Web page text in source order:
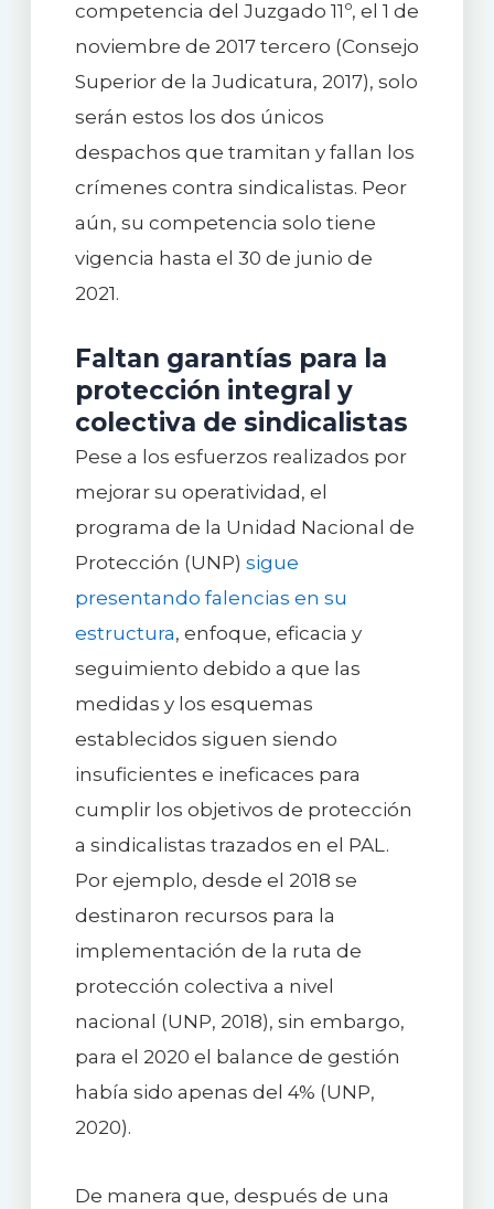
competencia del Juzgado 11º, el 1 de
noviembre de 2017 tercero (Consejo
Superior de la Judicatura, 2017), solo
serán estos los dos únicos
despachos que tramitan y fallan los
crímenes contra sindicalistas. Peor
aún, su competencia solo tiene
vigencia hasta el 30 de junio de
2021.
Faltan garantías para la
protección integral y
colectiva de sindicalistas
Pese a los esfuerzos realizados por
mejorar su operatividad, el
programa de la Unidad Nacional de
Protección (UNP) sigue
presentando falencias en su
estructura, enfoque, eficacia y
seguimiento debido a que las
medidas y los esquemas
establecidos siguen siendo
insuficientes e ineficaces para
cumplir los objetivos de protección
a sindicalistas trazados en el PAL.
Por ejemplo, desde el 2018 se
destinaron recursos para la
implementación de la ruta de
protección colectiva a nivel
nacional (UNP, 2018), sin embargo,
para el 2020 el balance de gestión
había sido apenas del 4% (UNP,
2020).
De manera que, después de una